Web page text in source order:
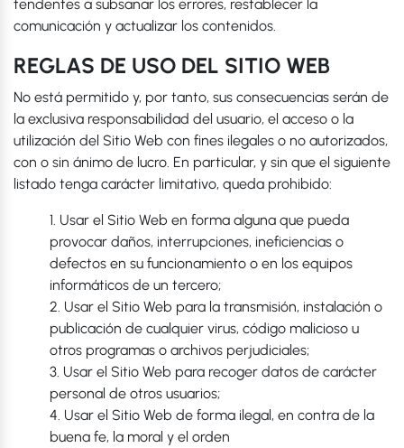
tendentes a subsanar los errores, restablecer la
comunicación y actualizar los contenidos.
REGLAS DE USO DEL SITIO WEB
No está permitido y, por tanto, sus consecuencias serán de
la exclusiva responsabilidad del usuario, el acceso o la
utilización del Sitio Web con fines ilegales o no autorizados,
con o sin ánimo de lucro. En particular, y sin que el siguiente
listado tenga carácter limitativo, queda prohibido:
1. Usar el Sitio Web en forma alguna que pueda
provocar daños, interrupciones, ineficiencias o
defectos en su funcionamiento o en los equipos
informáticos de un tercero;
2. Usar el Sitio Web para la transmisión, instalación o
publicación de cualquier virus, código malicioso u
otros programas o archivos perjudiciales;
3. Usar el Sitio Web para recoger datos de carácter
personal de otros usuarios;
4. Usar el Sitio Web de forma ilegal, en contra de la
buena fe, la moral y el orden